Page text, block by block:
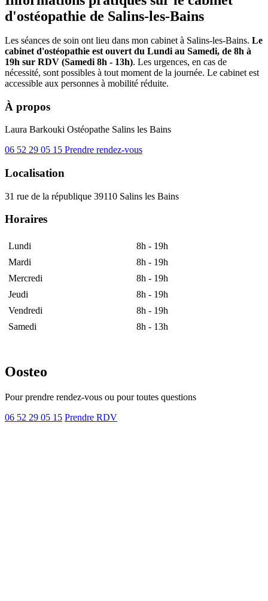
d'ostéopathie de Salins-les-Bains
Les séances de soin ont lieu dans mon cabinet à Salins-les-Bains. Le
cabinet d'ostéopathie est ouvert du Lundi au Samedi, de 8h à
19h sur RDV (Samedi 8h - 13h). Les urgences, en cas de
nécessité, sont possibles à tout moment de la journée. Le cabinet est
accessible aux personnes à mobilité réduite.
À propos
Laura Barkouki Ostéopathe Salins les Bains
06 52 29 05 15 Prendre rendez-vous
Localisation
31 rue de la république 39110 Salins les Bains
Horaires
Lundi
8h - 19h
Mardi
8h - 19h
Mercredi
8h - 19h
Jeudi
8h - 19h
Vendredi
8h - 19h
Samedi
8h - 13h
Oosteo
Pour prendre rendez-vous ou pour toutes questions
06 52 29 05 15 Prendre RDV